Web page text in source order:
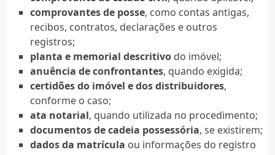
comprovantes de posse, como contas antigas,
recibos, contratos, declarações e outros
registros;
planta e memorial descritivodo imóvel;
anuência de confrontantes, quando exigida;
certidões do imóvel e dos distribuidores,
conforme o caso;
ata notarial, quando utilizada no procedimento;
documentos de cadeia possessória, se existirem;
dados da matrícula ou informações do registro